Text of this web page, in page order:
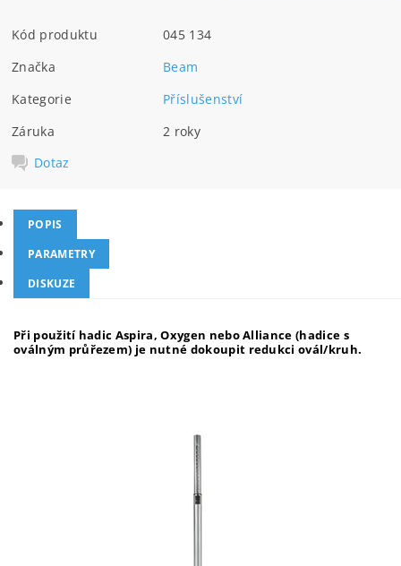
Kód produktu
045 134
Značka
Beam
Kategorie
Příslušenství
Záruka
2 roky
Dotaz
POPIS
PARAMETRY
DISKUZE
Při použití hadic Aspira, Oxygen nebo Alliance (hadice s
oválným průřezem) je nutné dokoupit redukci ovál/kruh.